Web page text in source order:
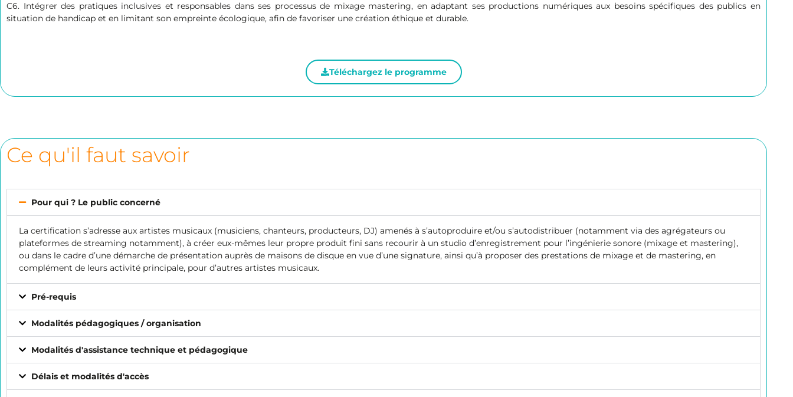
C6. Intégrer des pratiques inclusives et responsables dans ses processus de mixage mastering, en adaptant ses productions numériques aux besoins spécifiques des publics en
situation de handicap et en limitant son empreinte écologique, afin de favoriser une création éthique et durable.
Téléchargez le programme
Ce qu'il faut savoir
Pour qui ? Le public concerné
La certification s’adresse aux artistes musicaux (musiciens, chanteurs, producteurs, DJ) amenés à s’autoproduire et/ou s’autodistribuer (notamment via des agrégateurs ou
plateformes de streaming notamment), à créer eux-mêmes leur propre produit fini sans recourir à un studio d’enregistrement pour l’ingénierie sonore (mixage et mastering),
ou dans le cadre d’une démarche de présentation auprès de maisons de disque en vue d’une signature, ainsi qu’à proposer des prestations de mixage et de mastering, en
complément de leurs activité principale, pour d’autres artistes musicaux.
Pré-requis
Modalités pédagogiques / organisation
Modalités d'assistance technique et pédagogique
Délais et modalités d'accès